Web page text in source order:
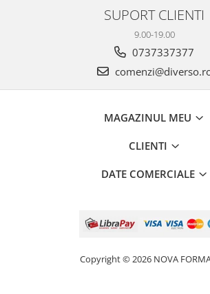
SUPORT CLIENTI
9.00-19.00
0737337377
MAGAZINUL MEU
CLIENTI
DATE COMERCIALE
Copyright © 2026 NOVA